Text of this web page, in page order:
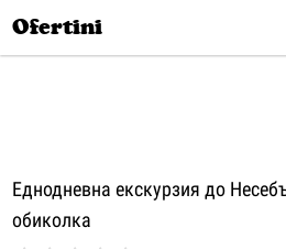
Ofertini
Еднодневна екскурзия до
обиколка